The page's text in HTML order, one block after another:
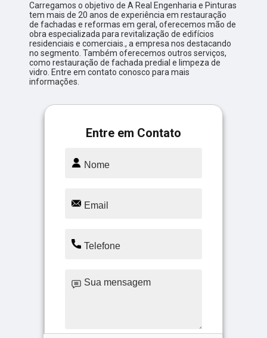
Carregamos o objetivo de A Real Engenharia e Pinturas
tem mais de 20 anos de experiência em restauração
de fachadas e reformas em geral, oferecemos mão de
obra especializada para revitalização de edifícios
residenciais e comerciais., a empresa nos destacando
no segmento. Também oferecemos outros serviços,
como restauração de fachada predial e limpeza de
vidro. Entre em contato conosco para mais
informações.
Entre em Contato